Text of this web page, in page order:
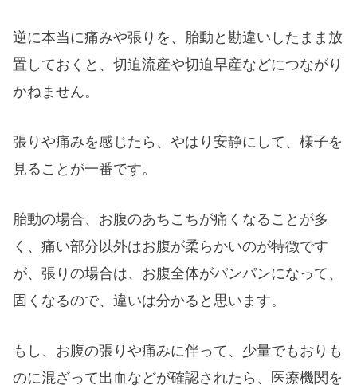
逆に本当に痛みや張りを、胎動と勘違いしたまま放
置しておくと、切迫流産や切迫早産などにつながり
かねません。
張りや痛みを感じたら、やはり安静にして、様子を
見ることが一番です。
胎動の場合、お腹のあちこちが痛くなることが多
く、痛い部分以外はお腹が柔らかいのが特徴です
が、張りの場合は、お腹全体がパンパンになって、
固くなるので、違いは分かると思います。
もし、お腹の張りや痛みに伴って、少量でもおりも
のに混ざって出血などが確認されたら、医療機関を